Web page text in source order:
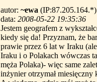
autor: ~ewa (IP:87.205.164.*)
data: 2008-05-22 19:35:36
Jestem geografem z
kiedy się da! Przyznam, że
prawie przez 6 lat w Iraku
Iraku i o Polakach wówczas
męża Polaka)- więc same
inżynier otrzymał